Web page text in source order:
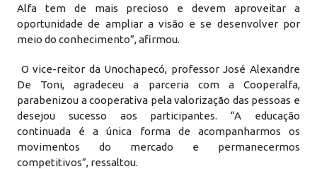
Alfa tem de mais precioso e devem aproveitar a
oportunidade de ampliar a visão e se desenvolver por
meio do conhecimento”, afirmou.
O vice-reitor da Unochapecó, professor José Alexandre
De Toni, agradeceu a parceria com a Cooperalfa,
parabenizou a cooperativa pela valorização das pessoas e
desejou sucesso aos participantes. “A educação
continuada é a única forma de acompanharmos os
movimentos do mercado e permanecermos
competitivos”, ressaltou.